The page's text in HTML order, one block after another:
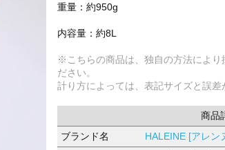
重量：約950g
内容量：約8L
※こちらの商品は、独自の方法により
ださい。
計り方によっては、表記サイズと誤差
商品
ブランド名
HALEINE [アレン